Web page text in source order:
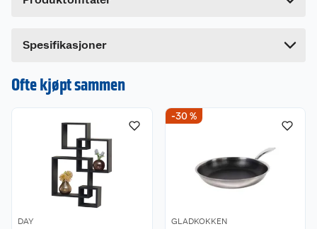
Bordben i matt lakkert bambus
Bordplate i 15 mm MDF med UV lakkering.
Spesifikasjoner
Ofte kjøpt sammen
DAY
-30 %
GLADKOKKEN